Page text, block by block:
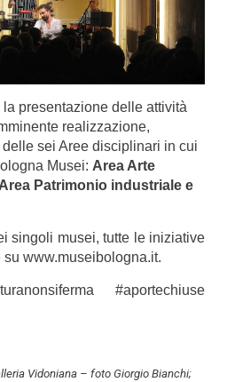
presentazione delle attività
realizzazione,
sei Aree disciplinari in cui
Musei: Area Arte
Area Patrimonio industriale e
singoli musei, tutte le iniziative
su www.museibologna.it.
#aportechiuse
Vidoniana – foto Giorgio Bianchi;